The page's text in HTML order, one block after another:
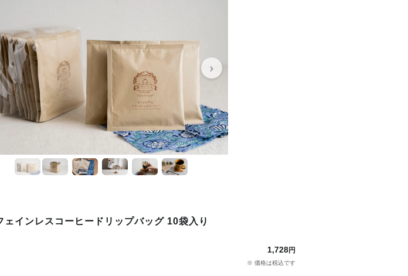
ェインレスコーヒードリップバッグ 10袋入り
1,728円
※ 価格は税込です